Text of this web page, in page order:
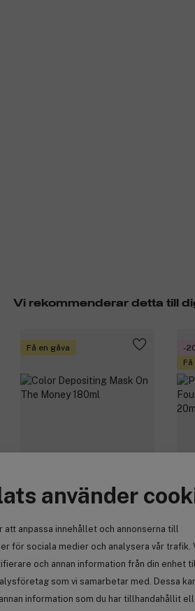
använder
anpassa innehållet och annonserna till
för sociala medier och analysera vår trafik.
och annan information från din enhet
som vi samarbetar med. Dessa
information som du har tillhandahållit
Vi rekommenderar detta till
Få en gåva
IGK
Money 180ml
359 kr
-